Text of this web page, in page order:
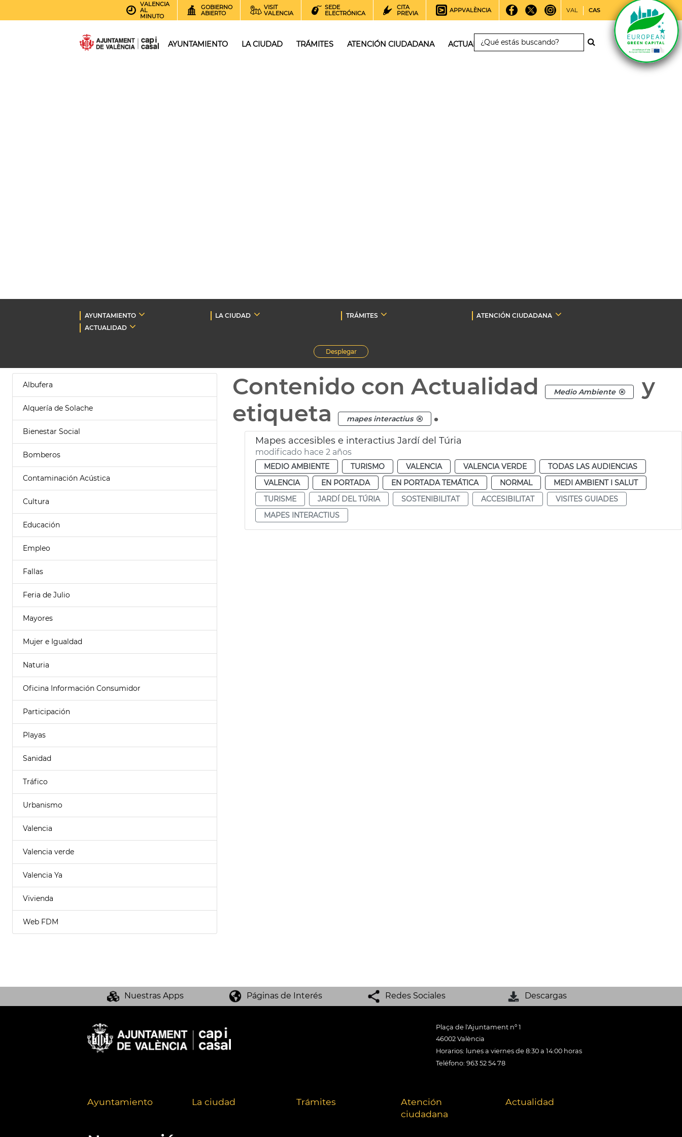
VALENCIA
AL
MINUTO
GOBIERNO
ABIERTO
VISIT
VALENCIA
SEDE
ELECTRÓNICA
CITA
PREVIA
APPVALÈNCIA VAL CAS
AYUNTAMIENTO LA CIUDAD TRÁMITES ATENCIÓN CIUDADANA ACTUALIDAD
AYUNTAMIENTO LA CIUDAD TRÁMITES
ATENCIÓN CIUDADANA
ACTUALIDAD
Desplegar
Albufera
Alquería de Solache
Bienestar Social
Bomberos
Contaminación Acústica
Cultura
Educación
Empleo
Fallas
Feria de Julio
Mayores
Mujer e Igualdad
Naturia
Oficina Información Consumidor
Participación
Playas
Sanidad
Tráfico
Urbanismo
Valencia
Valencia verde
Valencia Ya
Vivienda
Web FDM
Contenido con Actualidad Medio Ambiente
y
etiqueta
mapes interactius .
Mapes accesibles e interactius Jardí del Túria
modificado hace 2 años
MEDIO AMBIENTE TURISMO VALENCIA VALENCIA VERDE
TODAS LAS AUDIENCIAS
VALENCIA
EN PORTADA EN PORTADA TEMÁTICA NORMAL
MEDI AMBIENT I SALUT
TURISME
JARDÍ DEL TÚRIA SOSTENIBILITAT ACCESIBILITAT
VISITES GUIADES
MAPES INTERACTIUS
Nuestras Apps Páginas de Interés Redes Sociales Descargas
Plaça de l'Ajuntament nº 1
46002 València
Horarios: lunes a viernes de 8:30 a 14:00 horas
Teléfono: 963 52 54 78
Ayuntamiento La ciudad Trámites
Atención
ciudadana
Actualidad